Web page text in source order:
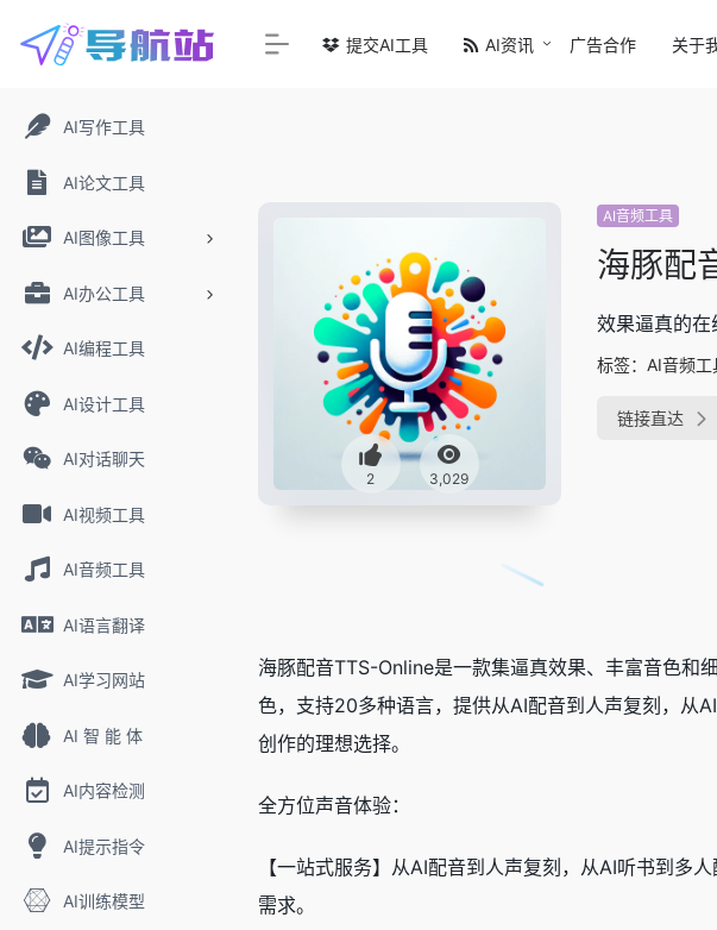
AI写作工具
AI论文工具
AI图像工具
AI办公工具
AI编程工具
AI设计工具
AI对话聊天
AI视频工具
AI音频工具
AI语言翻译
AI学习网站
AI 智 能 体
AI内容检测
AI提示指令
AI训练模型
提交AI工具 AI资讯 广告合作 关于
2 3,029
AI音频工具
海豚配
效果逼真的
标签： AI音频工
链接直达
海豚配音TTS-Online是一款集逼真效果、丰富音色和
色，支持20多种语言，提供从AI配音到人声复刻，从
创作的理想选择。
全方位声音体验：
【一站式服务】从AI配音到人声复刻，从AI听书到多
需求。